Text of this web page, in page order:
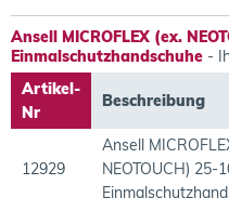
Ansell MICROFLEX (ex.
Einmalschutzhandschuhe -
Artikel-
Nr
Beschreibung
12929
Ansell
NEOTOUCH) 25-